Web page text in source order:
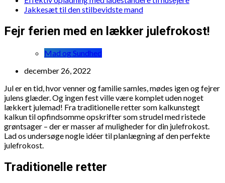
Jakkesæt til den stilbevidste mand
Fejr ferien med en lækker julefrokost!
Mad og Sundhed
december 26, 2022
Jul er en tid, hvor venner og familie samles, mødes igen og fejrer
julens glæder. Og ingen fest ville være komplet uden noget
lækkert julemad! Fra traditionelle retter som kalkunstegt
kalkun til opfindsomme opskrifter som strudel med ristede
grøntsager – der er masser af muligheder for din julefrokost.
Lad os undersøge nogle idéer til planlægning af den perfekte
julefrokost.
Traditionelle retter